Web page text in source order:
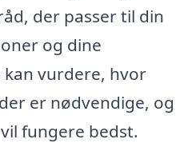
der passer til din
og dine
kan vurdere, hvor
er nødvendige, og
fungere bedst.